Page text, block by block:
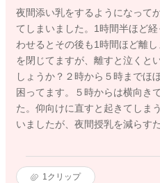
夜間添い乳をするようになって
てしまいました。1時間半ほど
わせるとその後も1時間ほど離
を閉じてますが、離すと泣くと
しょうか？２時から５時までほ
困ってます。５時からは横向き
た。仰向けに直すと起きてしま
いましたが、夜間授乳を減らす
1 クリップ